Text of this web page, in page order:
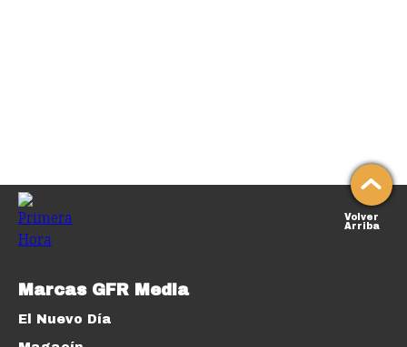
Volver
Arriba
Marcas GFR Media
El Nuevo Día